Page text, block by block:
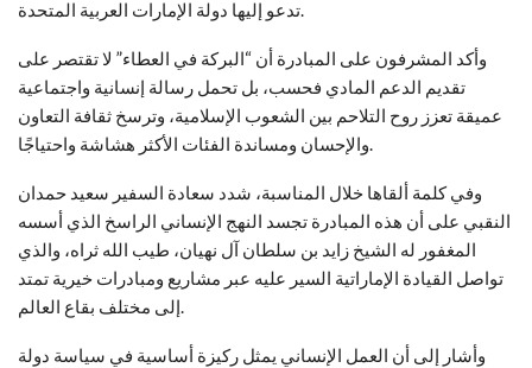
تدعو إليها دولة الإمارات العربية المتحدة.
وأكد المشرفون على المبادرة أن “البركة في العطاء” لا تقتصر على
تقديم الدعم المادي فحسب، بل تحمل رسالة إنسانية واجتماعية
عميقة تعزز روح التلاحم بين الشعوب الإسلامية، وترسخ ثقافة التعاون
والإحسان ومساندة الفئات الأكثر هشاشة واحتياجًا.
وفي كلمة ألقاها خلال المناسبة، شدد سعادة السفير سعيد حمدان
النقبي على أن هذه المبادرة تجسد النهج الإنساني الراسخ الذي أسسه
المغفور له الشيخ زايد بن سلطان آل نهيان، طيب الله ثراه، والذي
تواصل القيادة الإماراتية السير عليه عبر مشاريع ومبادرات خيرية تمتد
إلى مختلف بقاع العالم.
وأشار إلى أن العمل الإنساني يمثل ركيزة أساسية في سياسة دولة